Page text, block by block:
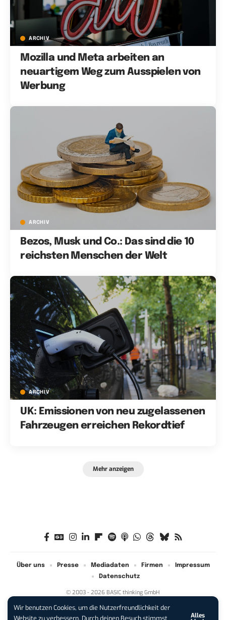
Wir benutzen Cookies, um die Nutzerfreundlichkeit der
Website zu verbessern. Durch deinen Besuch stimmst
Alles
ARCHIV
Mozilla und Meta arbeiten an
neuartigem Weg zum Ausspielen von
Werbung
ARCHIV
Bezos, Musk und Co.: Das sind die 10
reichsten Menschen der Welt
ARCHIV
UK: Emissionen von neu zugelassenen
Fahrzeugen erreichen Rekordtief
Mehr anzeigen
© 2003 - 2026 BASIC thinking GmbH
Über uns Presse Mediadaten Firmen
Impressum
Datenschutz
iPhone 17 Pro sichern:Für 1 € +